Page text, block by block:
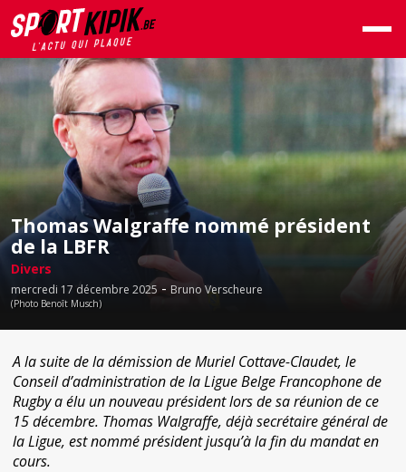
Thomas Walgraffe nommé président
de la LBFR
Divers
mercredi 17 décembre 2025 - Bruno Verscheure
(Photo Benoît Musch)
A la suite de la démission de Muriel Cottave-Claudet, le
Conseil d’administration de la Ligue Belge Francophone de
Rugby a élu un nouveau président lors de sa réunion de ce
15 décembre. Thomas Walgraffe, déjà secrétaire général de
la Ligue, est nommé président jusqu’à la fin du mandat en
cours.